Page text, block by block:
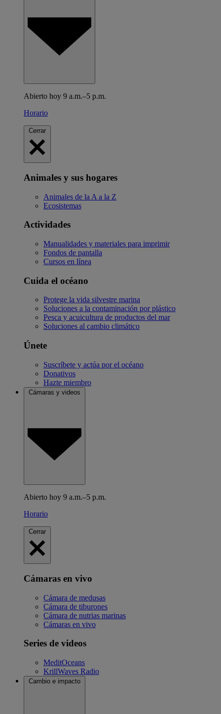
Abierto hoy 9 a.m.–5 p.m.
Horario
Cerrar
Animales y sus hogares
Animales de la A a la Z
Ecosistemas
Actividades
Manualidades y materiales para imprimir
Fondos de pantalla
Cursos en línea
Cuida el océano
Protege la vida silvestre marina
Soluciones a la contaminación por plástico
Pesca y acuicultura de productos del mar
Soluciones al cambio climático
Únete
Suscríbete y actúa por el océano
Donativos
Hazte miembro
Cámaras y videos
Abierto hoy 9 a.m.–5 p.m.
Horario
Cerrar
Cámaras en vivo
Cámara de medusas
Cámara de tiburones
Cámara de nutrias marinas
Cámaras en vivo
Series de videos
MeditOceans
KrillWaves Radio
Cambio e impacto